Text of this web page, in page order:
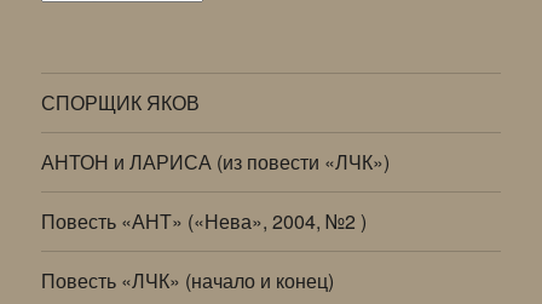
СПОРЩИК ЯКОВ
АНТОН и ЛАРИСА (из повести «ЛЧК»)
Повесть «АНТ» («Нева», 2004, №2 )
Повесть «ЛЧК» (начало и конец)